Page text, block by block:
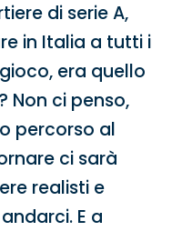
di serie A,
in Italia a tutti i
era quello
Non ci penso,
percorso al
ci sarà
realisti e
E a